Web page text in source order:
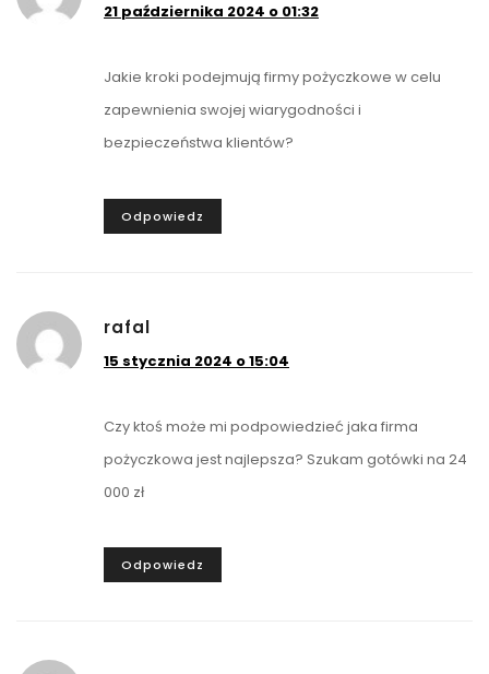
21 października 2024 o 01:32
Jakie kroki podejmują firmy pożyczkowe w celu
zapewnienia swojej wiarygodności i
bezpieczeństwa klientów?
Odpowiedz
rafal
15 stycznia 2024 o 15:04
Czy ktoś może mi podpowiedzieć jaka firma
pożyczkowa jest najlepsza? Szukam gotówki na 24
000 zł
Odpowiedz